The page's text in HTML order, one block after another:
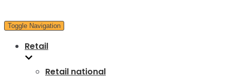
Toggle Navigation
Retail
Retail national